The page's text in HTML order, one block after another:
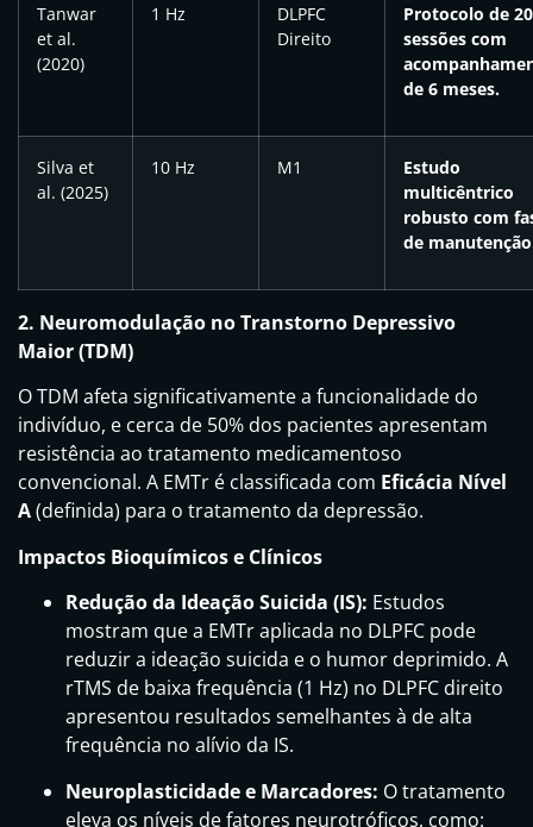
Tanwar
et al.
(2020)
1 Hz
DLPFC
Direito
Protocolo de 20
sessões com
de 6 meses.
Silva et
al. (2025)
10 Hz M1
Estudo
multicêntrico
robusto com
de
2. Neuromodulação no Transtorno Depressivo
Maior (TDM)
O TDM afeta significativamente a funcionalidade do
indivíduo, e cerca de 50% dos pacientes apresentam
resistência ao tratamento medicamentoso
convencional. A EMTr é classificada com Eficácia Nível
A(definida) para o tratamento da depressão.
Impactos Bioquímicos e Clínicos
Redução da Ideação Suicida (IS): Estudos
mostram que a EMTr aplicada no DLPFC pode
reduzir a ideação suicida e o humor deprimido. A
rTMS de baixa frequência (1 Hz) no DLPFC direito
apresentou resultados semelhantes à de alta
frequência no alívio da IS.
Neuroplasticidade e Marcadores: O tratamento
eleva os níveis de fatores neurotróficos, como: